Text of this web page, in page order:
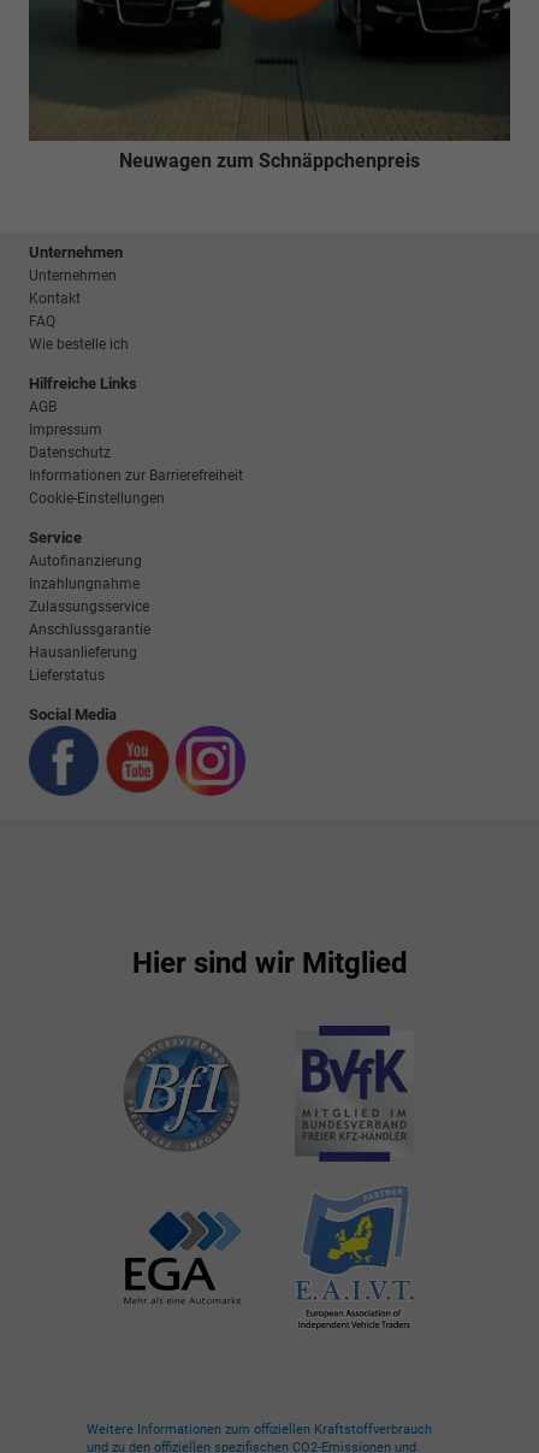
Neuwagen zum Schnäppchenpreis
Unternehmen
Unternehmen
Kontakt
FAQ
Wie bestelle ich
Hilfreiche Links
AGB
Impressum
Datenschutz
Informationen zur Barrierefreiheit
Cookie-Einstellungen
Service
Autofinanzierung
Inzahlungnahme
Zulassungsservice
Anschlussgarantie
Hausanlieferung
Lieferstatus
Social Media
Hier sind wir Mitglied
Weitere Informationen zum offiziellen Kraftstoffverbrauch
und zu den offiziellen spezifischen CO2-Emissionen und